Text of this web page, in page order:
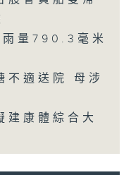
量790.3毫米
適送院 母涉
康體綜合大